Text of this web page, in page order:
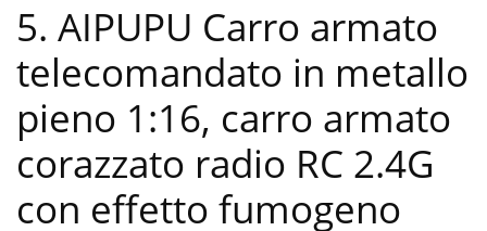
5. AIPUPU Carro armato
telecomandato in metallo
pieno 1:16, carro armato
corazzato radio RC 2.4G
con effetto fumogeno